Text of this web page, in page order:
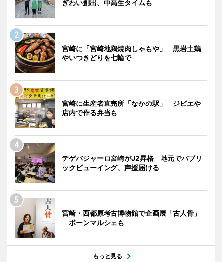
ぎわい創出、中高生タイムも
宮崎に「宮崎地鶏焼肉しゃもや」 黒岩土鶏
やいつきどりを七輪で
宮崎に生産者直売所「なかの駅」 ジビエや
店内で作る弁当も
テゲバジャーロ宮崎がJ2昇格 地元でパブリ
ックビューイング、声援届ける
宮崎・西都原考古博物館で企画展「古人骨」
ボーンマルシェも
もっと見る